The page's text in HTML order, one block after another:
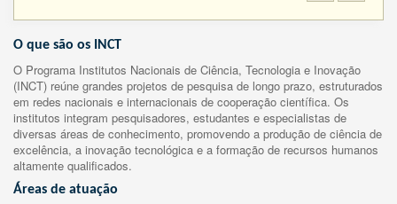
O que são os INCT
O Programa Institutos Nacionais de Ciência, Tecnologia e Inovação
(INCT) reúne grandes projetos de pesquisa de longo prazo, estruturados
em redes nacionais e internacionais de cooperação científica. Os
institutos integram pesquisadores, estudantes e especialistas de
diversas áreas de conhecimento, promovendo a produção de ciência de
excelência, a inovação tecnológica e a formação de recursos humanos
altamente qualificados.
Áreas de atuação